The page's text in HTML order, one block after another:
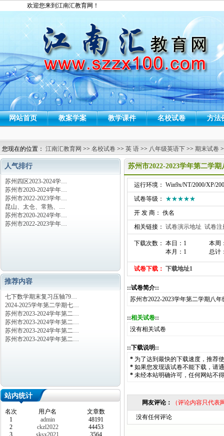
欢迎您来到江南汇教育网！
网站首页 教案学案 教学课件 名校试卷 方法
您现在的位置： 江南汇教育网 >> 名校试卷 >> 英 语 >> 八年级英语下 >> 期末试卷
人气排行
苏州四区2023-2024学…
苏州市2020-2024学年…
苏州市2022-2023学年…
昆山、太仓、常熟、…
苏州市2020-2024学年…
苏州市2022-2023学年…
推荐内容
七下数学期末复习压轴79…
2024-2025学年第二学期七…
苏州市2023-2024学年第二…
苏州市2023-2024学年第二…
苏州市2023-2024学年第二…
苏州市2023-2024学年第二…
站内统计
名次 用户名
文章数
1
admin
48191
2
ckzl2022
44453
3
sksx2021
3564
苏州市2022-2023学年第二学
运行环境： Win9x/NT/2000/XP/
试卷等级： ★★★★★
开 发 商： 佚名
相关链接： 试卷演示地址 试卷注
下载次数： 本日：1
本月：1
本周
总计
试卷下载： 下载地址1
::试卷简介::
苏州市2022-2023学年第二学期八
::相关试卷::
没有相关试卷
::下载说明::
* 为了达到最快的下载速度，推荐
* 如果您发现该试卷不能下载，请
* 未经本站明确许可，任何网站不
网友评论： （评论内容只代
没有任何评论